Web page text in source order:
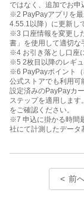
ではなく、追加でお申
※2 PayPayアプリを
4.55.1以降）に更新し
※3 口座情報を変更し
書」を使用して適切な
※4 お引き落とし口座
※5 2枚目以降のレギュ
※6 PayPayポイント
公式ストアでも利用可
設定済みのPayPayカ
ステップを適用しま
をご確認ください。
※7 申込に掛かる時間
社にて計測したデータ
前